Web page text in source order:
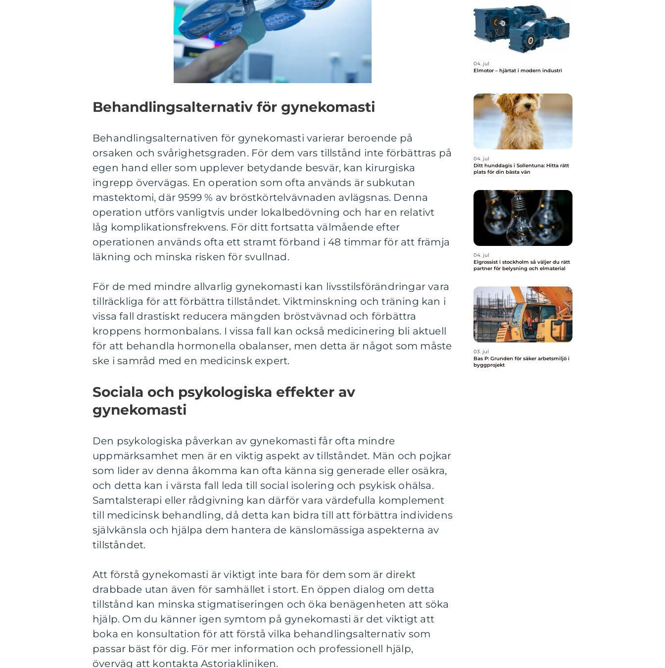
Behandlingsalternativ för gynekomasti
Behandlingsalternativen för gynekomasti varierar beroende på
orsaken och svårighetsgraden. För dem vars tillstånd inte förbättras på
egen hand eller som upplever betydande besvär, kan kirurgiska
ingrepp övervägas. En operation som ofta används är subkutan
mastektomi, där 9599 % av bröstkörtelvävnaden avlägsnas. Denna
operation utförs vanligtvis under lokalbedövning och har en relativt
låg komplikationsfrekvens. För ditt fortsatta välmående efter
operationen används ofta ett stramt förband i 48 timmar för att främja
läkning och minska risken för svullnad.
För de med mindre allvarlig gynekomasti kan livsstilsförändringar vara
tillräckliga för att förbättra tillståndet. Viktminskning och träning kan i
vissa fall drastiskt reducera mängden bröstvävnad och förbättra
kroppens hormonbalans. I vissa fall kan också medicinering bli aktuell
för att behandla hormonella obalanser, men detta är något som måste
ske i samråd med en medicinsk expert.
Sociala och psykologiska effekter av
gynekomasti
Den psykologiska påverkan av gynekomasti får ofta mindre
uppmärksamhet men är en viktig aspekt av tillståndet. Män och pojkar
som lider av denna åkomma kan ofta känna sig generade eller osäkra,
och detta kan i värsta fall leda till social isolering och psykisk ohälsa.
Samtalsterapi eller rådgivning kan därför vara värdefulla komplement
till medicinsk behandling, då detta kan bidra till att förbättra individens
självkänsla och hjälpa dem hantera de känslomässiga aspekterna av
tillståndet.
Att förstå gynekomasti är viktigt inte bara för dem som är direkt
drabbade utan även för samhället i stort. En öppen dialog om detta
tillstånd kan minska stigmatiseringen och öka benägenheten att söka
hjälp. Om du känner igen symtom på gynekomasti är det viktigt att
boka en konsultation för att förstå vilka behandlingsalternativ som
passar bäst för dig. För mer information och professionell hjälp,
överväg att kontakta Astoriakliniken.
04. jul
Elmotor – hjärtat i modern industri
04. jul
Ditt hunddagis i Sollentuna: Hitta rätt
plats för din bästa vän
04. jul
Elgrossist i stockholm så väljer du rätt
partner för belysning och elmaterial
03. jul
Bas P: Grunden för säker arbetsmiljö i
byggprojekt